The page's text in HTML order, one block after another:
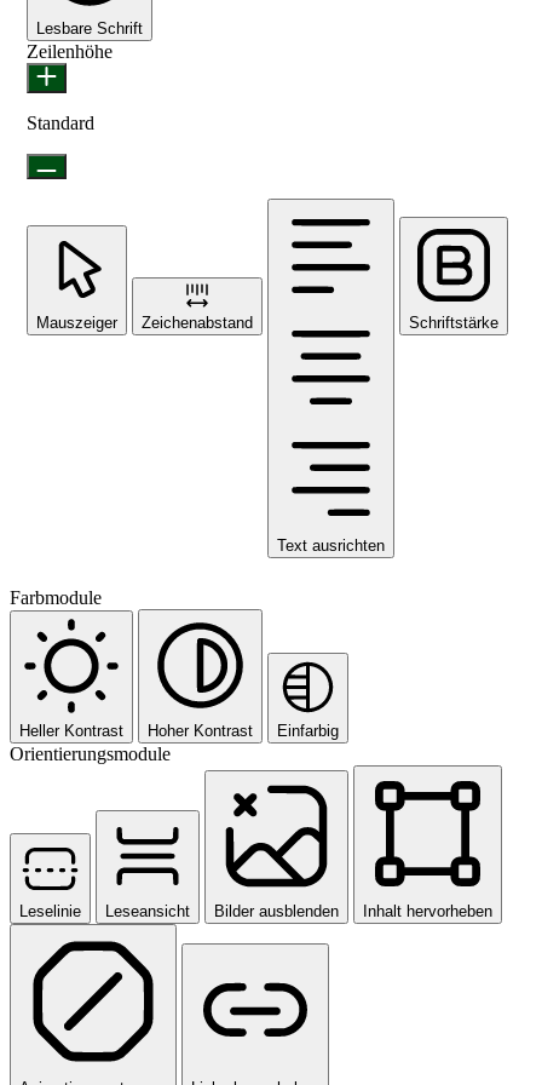
Lesbare Schrift
Zeilenhöhe
Standard
Mauszeiger Zeichenabstand
Text ausrichten
Schriftstärke
Farbmodule
Heller Kontrast Hoher Kontrast Einfarbig
Orientierungsmodule
Leselinie Leseansicht Bilder ausblenden Inhalt hervorheben